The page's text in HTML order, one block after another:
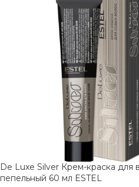
De Luxe Silver Крем-краска для
пепельный 60 мл ESTEL